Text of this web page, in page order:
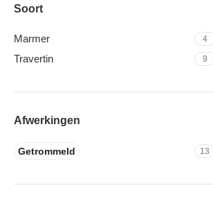
Soort
Marmer 4
Travertin 9
Afwerkingen
Getrommeld 13